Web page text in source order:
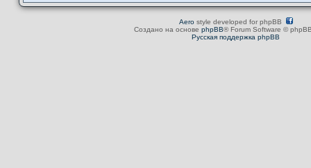
Aerostyle developed for phpBB
Создано на основе phpBB® Forum Software ©
Русская поддержка phpBB